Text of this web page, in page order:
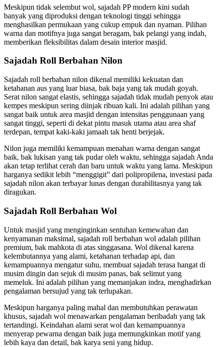
Meskipun tidak selembut wol, sajadah PP modern kini sudah
banyak yang diproduksi dengan teknologi tinggi sehingga
menghasilkan permukaan yang cukup empuk dan nyaman. Pilihan
warna dan motifnya juga sangat beragam, bak pelangi yang indah,
memberikan fleksibilitas dalam desain interior masjid.
Sajadah Roll Berbahan Nilon
Sajadah roll berbahan nilon dikenal memiliki kekuatan dan
ketahanan aus yang luar biasa, bak baja yang tak mudah goyah.
Serat nilon sangat elastis, sehingga sajadah tidak mudah penyok atau
kempes meskipun sering diinjak ribuan kali. Ini adalah pilihan yang
sangat baik untuk area masjid dengan intensitas penggunaan yang
sangat tinggi, seperti di dekat pintu masuk utama atau area shaf
terdepan, tempat kaki-kaki jamaah tak henti berjejak.
Nilon juga memiliki kemampuan menahan warna dengan sangat
baik, bak lukisan yang tak pudar oleh waktu, sehingga sajadah Anda
akan tetap terlihat cerah dan baru untuk waktu yang lama. Meskipun
harganya sedikit lebih “menggigit” dari polipropilena, investasi pada
sajadah nilon akan terbayar lunas dengan durabilitasnya yang tak
diragukan.
Sajadah Roll Berbahan Wol
Untuk masjid yang menginginkan sentuhan kemewahan dan
kenyamanan maksimal, sajadah roll berbahan wol adalah pilihan
premium, bak mahkota di atas singgasana. Wol dikenal karena
kelembutannya yang alami, ketahanan terhadap api, dan
kemampuannya mengatur suhu, membuat sajadah terasa hangat di
musim dingin dan sejuk di musim panas, bak selimut yang
memeluk. Ini adalah pilihan yang memanjakan indra, menghadirkan
pengalaman bersujud yang tak terlupakan.
Meskipun harganya paling mahal dan membutuhkan perawatan
khusus, sajadah wol menawarkan pengalaman beribadah yang tak
tertandingi. Keindahan alami serat wol dan kemampuannya
menyerap pewarna dengan baik juga memungkinkan motif yang
lebih kaya dan detail, bak karya seni yang hidup.